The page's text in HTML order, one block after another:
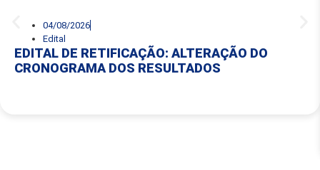
04/08/2026
Edital
EDITAL DE RETIFICAÇÃO: ALTERAÇÃO DO
CRONOGRAMA DOS RESULTADOS